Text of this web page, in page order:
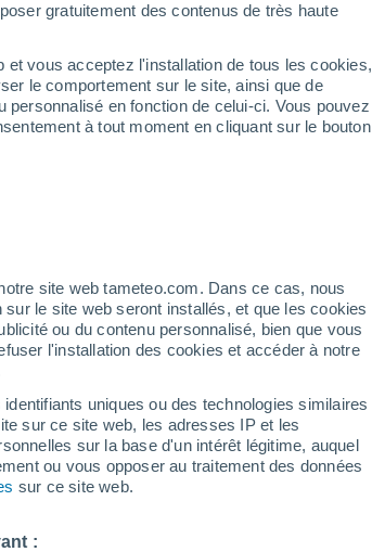
gratuitement des contenus de très haute
vous acceptez l'installation de tous les cookies,
le comportement sur le site, ainsi que de
en fonction de celui-ci. Vous pouvez
à tout moment en cliquant sur le bouton
site web tameteo.com. Dans ce cas, nous
le site web seront installés, et que les cookies
ou du contenu personnalisé, bien que vous
l'installation des cookies et accéder à notre
uniques ou des technologies similaires
sur ce site web, les adresses IP et les
sur la base d'un intérêt légitime, auquel
ou vous opposer au traitement des données
sur ce site web.
:
Boaco